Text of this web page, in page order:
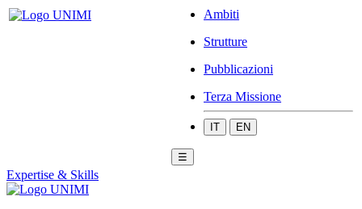
Ambiti
Strutture
Pubblicazioni
Terza Missione
IT EN
☰
Expertise & Skills